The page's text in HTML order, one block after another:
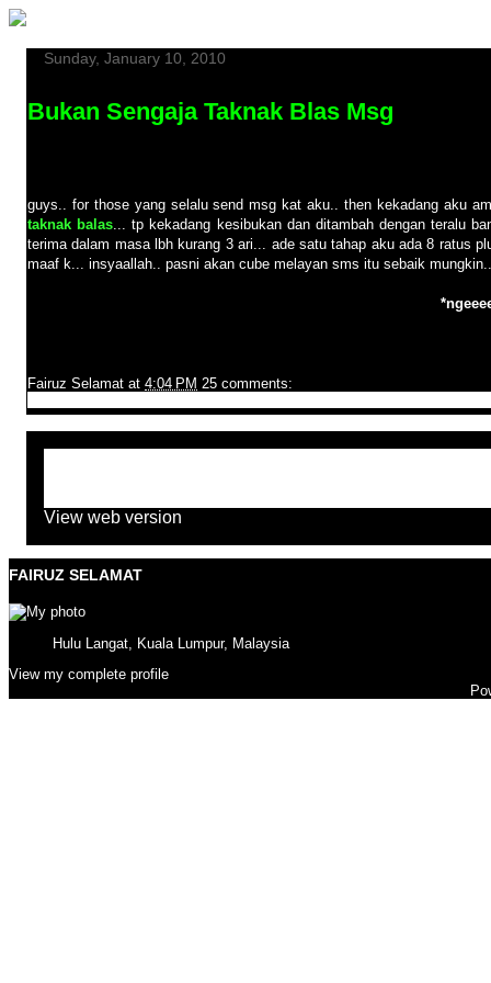
Sunday, January 10, 2010
Bukan Sengaja Taknak Blas Msg
guys.. for those yang selalu send msg kat aku.. then kekadang aku
taknak balas... tp kekadang kesibukan dan ditambah dengan teralu
terima dalam masa lbh kurang 3 ari... ade satu tahap aku ada 8 ratus
maaf k... insyaallah.. pasni akan cube melayan sms itu sebaik
Fairuz Selamat at 4:04 PM 25 comments:
View web version
FAIRUZ SELAMAT
Hulu Langat, Kuala Lumpur, Malaysia
View my complete profile